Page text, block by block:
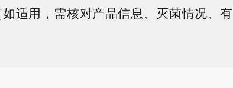
适用，需核对产品信息、灭菌情况、有